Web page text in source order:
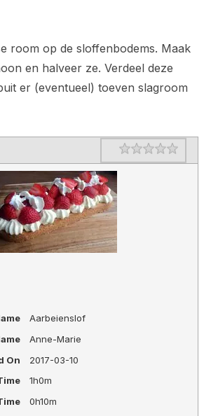
room op de sloffenbodems. Maak
en halveer ze. Verdeel deze
er (eventueel) toeven slagroom
Rating
1 star
2 stars
3 stars
4 stars
5 stars
Aarbeienslof
Anne-Marie
On
2017-03-10
1h0m
0h10m